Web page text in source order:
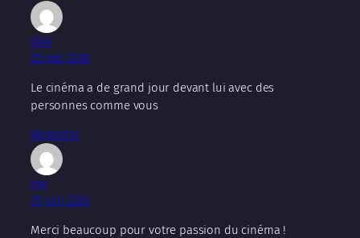
Alex
25 mai 2026
Le cinéma a de grand jour devant lui avec des
personnes comme vous
Répondre
mri
25 juin 2026
Merci beaucoup pour votre passion du cinéma !